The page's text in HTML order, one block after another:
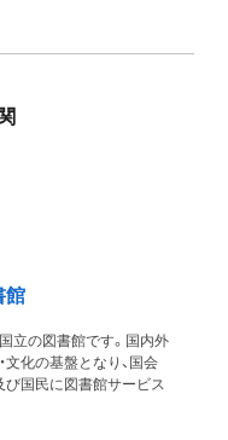
館
立の図書館です。国内外
文化の基盤となり、国会
び国民に図書館サービス